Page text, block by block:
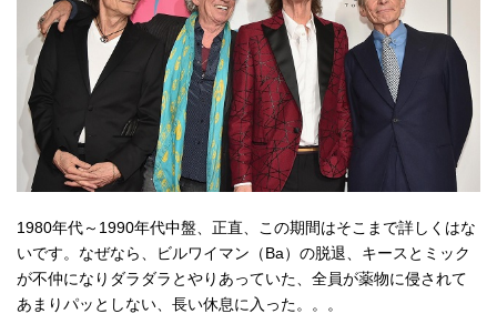
1980年代～1990年代中盤、正直、この期間はそこまで詳しくはな
いです。なぜなら、ビルワイマン（Ba）の脱退、キースとミック
が不仲になりダラダラとやりあっていた、全員が薬物に侵されて
あまりパッとしない、長い休息に入った。。。